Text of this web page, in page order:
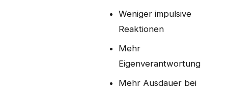
Weniger impulsive
Reaktionen
Mehr
Eigenverantwortung
Mehr Ausdauer bei